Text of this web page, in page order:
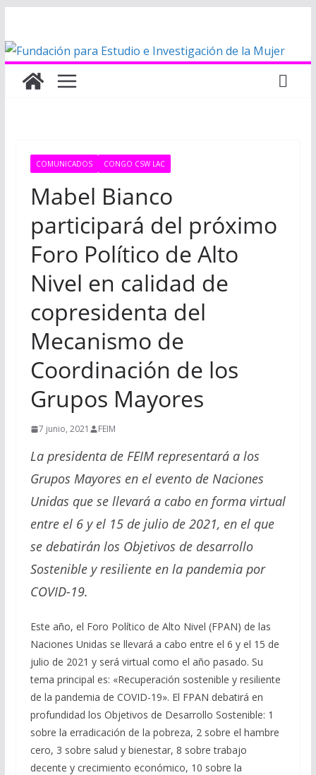
contenido
COMUNICADOS CONGO CSW LAC
Mabel Bianco
participará del próximo
Foro Político de Alto
Nivel en calidad de
copresidenta del
Mecanismo de
Coordinación de los
Grupos Mayores
7 junio, 2021 FEIM
La presidenta de FEIM representará a los
Grupos Mayores en el evento de Naciones
Unidas que se llevará a cabo en forma virtual
entre el 6 y el 15 de julio de 2021, en el que
se debatirán los Objetivos de desarrollo
Sostenible y resiliente en la pandemia por
COVID-19.
Este año, el Foro Político de Alto Nivel (FPAN) de las
Naciones Unidas se llevará a cabo entre el 6 y el 15 de
julio de 2021 y será virtual como el año pasado. Su
tema principal es: «Recuperación sostenible y resiliente
de la pandemia de COVID-19». El FPAN debatirá en
profundidad los Objetivos de Desarrollo Sostenible: 1
sobre la erradicación de la pobreza, 2 sobre el hambre
cero, 3 sobre salud y bienestar, 8 sobre trabajo
decente y crecimiento económico, 10 sobre la